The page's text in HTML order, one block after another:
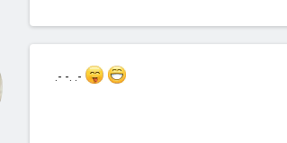
.- -. .-